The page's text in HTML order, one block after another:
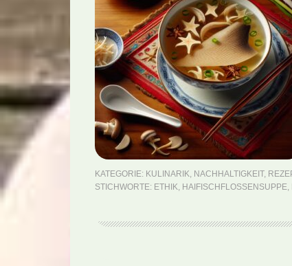
KATEGORIE: KULINARIK, NACHHALTIGKEIT,
STICHWORTE: ETHIK, HAIFISCHFLOSSENSUPPE,